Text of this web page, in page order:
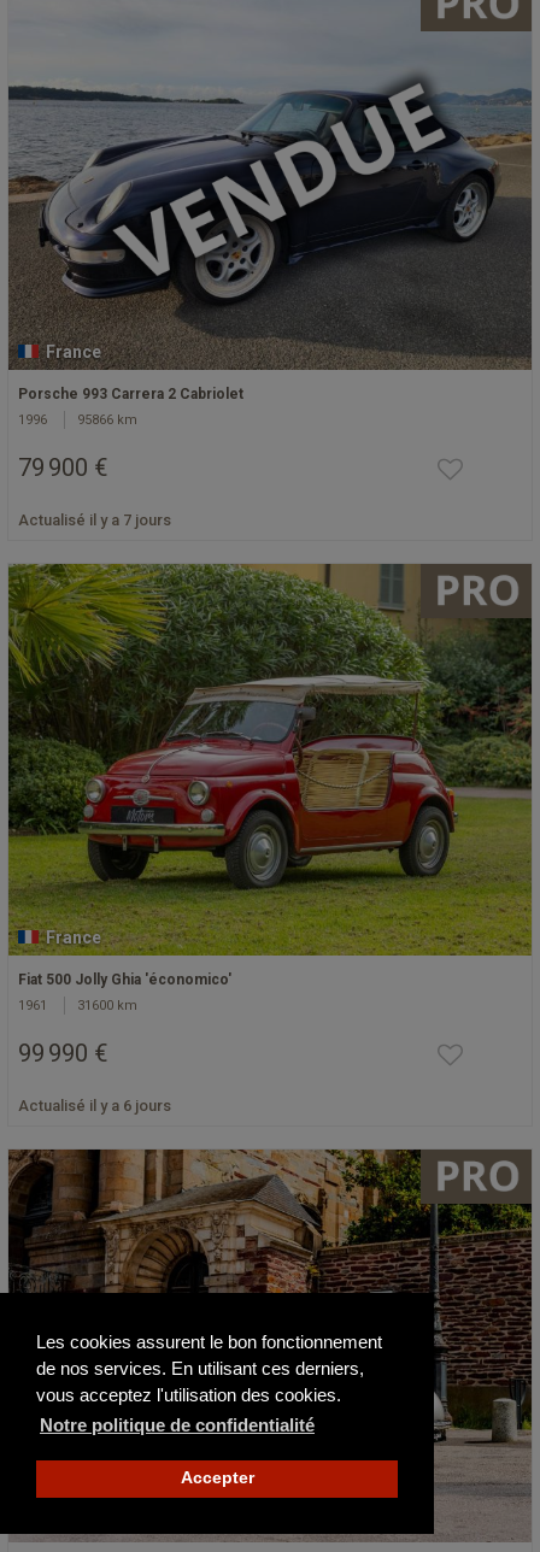
Les cookies assurent le bon fonctionnement
de nos services. En utilisant ces derniers,
vous acceptez l'utilisation des cookies.
Notre politique de confidentialité
Accepter
France
Porsche 993 Carrera 2 Cabriolet
1996 95866 km
79 900 €
Actualisé il y a 7 jours
France
Fiat 500 Jolly Ghia 'économico'
1961 31600 km
99 990 €
Actualisé il y a 6 jours